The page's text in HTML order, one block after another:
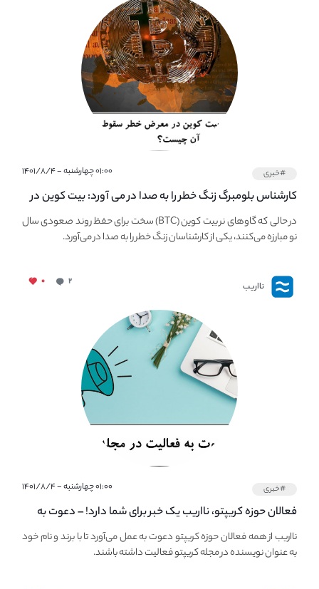
#خبری ۰۱:۰۰ چهارشنبه - ۱۴۰۱/۸/۴
کارشناس بلومبرگ زنگ خطر را به صدا در می آورد: بیت کوین در
معرض خطر سقوط بزرگ است - دلیل آن چیست؟در حالی که گاوهای نر بیت کوین (BTC) سخت برای حفظ روند صعودی سال
نو مبارزه می‌کنند، یکی از کارشناسان زنگ خطر را به صدا در می‌آورد.
نااریب ۲ ۰
#خبری ۰۱:۰۰ چهارشنبه - ۱۴۰۱/۸/۴
فعالان حوزه کریپتو، نااریب یک خبر برای شما دارد! – دعوت به
فعالیت در مجله کریپتو
نااریب از همه فعالان حوزه کریپتو دعوت به عمل می‌آورد تا با برند و نام خود
به عنوان نویسنده در مجله کریپتو فعالیت داشته باشند.